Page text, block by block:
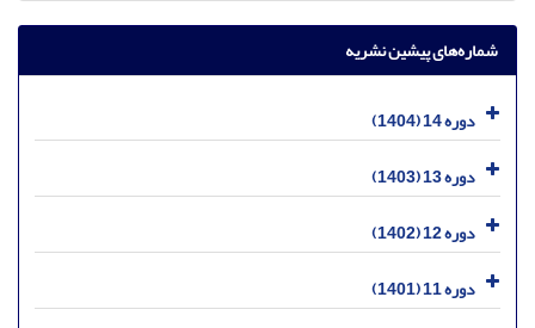
شماره‌های پیشین نشریه
دوره 14 (1404)
دوره 13 (1403)
دوره 12 (1402)
دوره 11 (1401)